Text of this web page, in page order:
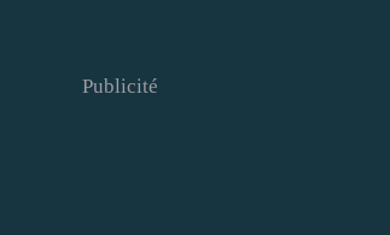
Publicité